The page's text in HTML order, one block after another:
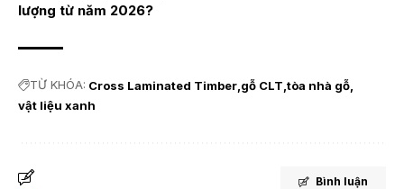
lượng từ năm 2026?
TỪ KHÓA: Cross Laminated Timber gỗ CLT tòa nhà gỗ
vật liệu xanh
Bình luận